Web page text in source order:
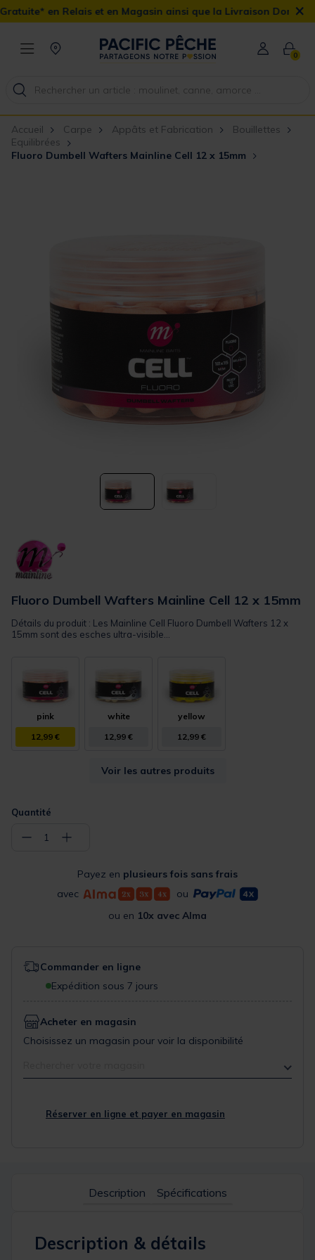
et en Magasin ainsi que la Livraison Domicile offerte dès 90€
×
0
Accueil Carpe Appâts et Fabrication
Bouillettes
Equilibrées
Fluoro Dumbell Wafters Mainline Cell 12 x 15mm
Fluoro Dumbell Wafters Mainline Cell 12 x 15mm
Détails du produit : Les Mainline Cell Fluoro Dumbell Wafters 12 x
15mm sont des esches ultra-visible...
pink
12,99 €
white
12,99 €
yellow
12,99 €
Voir les autres produits
Quantité
− 1 +
Payez en plusieurs fois sans frais
avec
ou
ou en 10x avec Alma
Commander en ligne
Expédition sous 7 jours
Acheter en magasin
Choisissez un magasin pour voir la disponibilité
Réserver en ligne et payer en magasin
Description Spécifications
Description & détails